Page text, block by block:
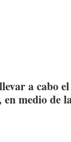
a cabo el
medio de